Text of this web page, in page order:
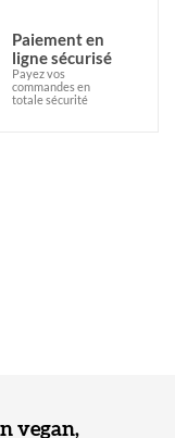
Paiement en
ligne sécurisé
Payez vos
commandes en
totale sécurité
vegan,